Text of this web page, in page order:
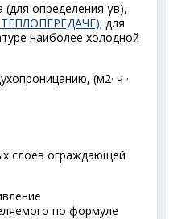
(для определения γв),
для
наиболее холодной
(м2· ч ·
слоев ограждающей
по формуле